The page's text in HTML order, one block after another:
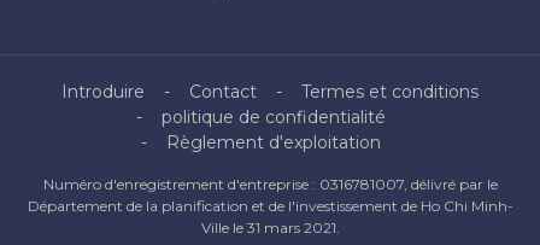
Introduire Contact
Termes et conditions
politique de confidentialité
Règlement d'exploitation
Numéro d'enregistrement d'entreprise : 0316781007, délivré par le
Département de la planification et de l'investissement de Ho Chi Minh-
Ville le 31 mars 2021.